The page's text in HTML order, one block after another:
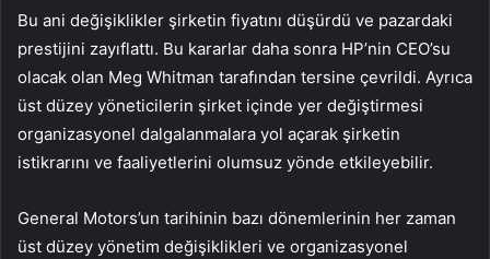
Bu ani değişiklikler şirketin fiyatını düşürdü ve pazardaki
prestijini zayıflattı. Bu kararlar daha sonra HP’nin CEO’su
olacak olan Meg Whitman tarafından tersine çevrildi. Ayrıca
üst düzey yöneticilerin şirket içinde yer değiştirmesi
organizasyonel dalgalanmalara yol açarak şirketin
istikrarını ve faaliyetlerini olumsuz yönde etkileyebilir.
General Motors’un tarihinin bazı dönemlerinin her zaman
üst düzey yönetim değişiklikleri ve organizasyonel